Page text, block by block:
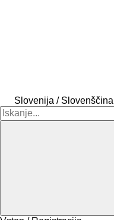
Slovenija / Slovenščina